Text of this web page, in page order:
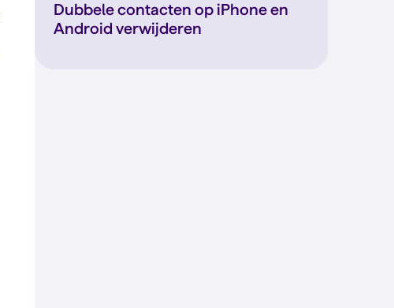
Dubbele contacten op iPhone en
Android verwijderen